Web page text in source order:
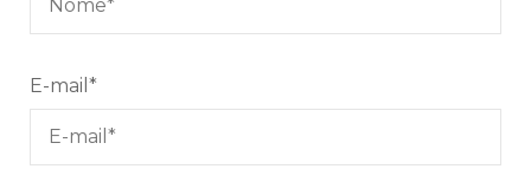
E-mail *